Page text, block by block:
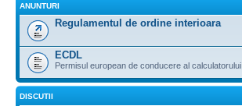
ANUNTURI
Regulamentul de ordine interioara
ECDL
Permisul european de conducere al calculatorului
DISCUTII